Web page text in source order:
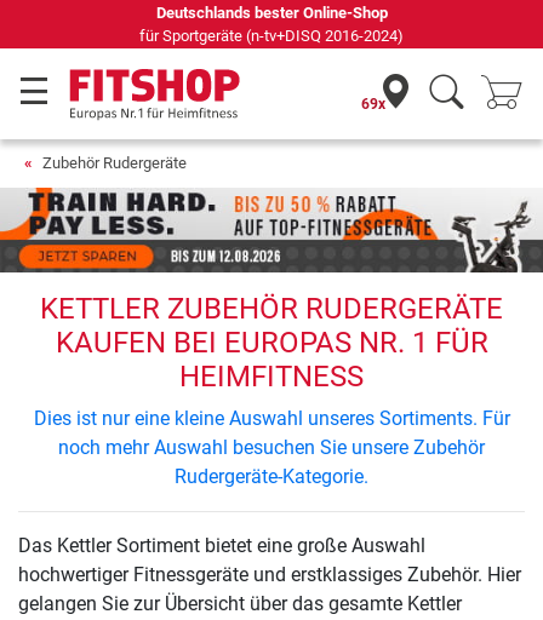
Deutschlands bester Online-Shop
für Sportgeräte (n-tv+DISQ 2016-2024)
69x
Zubehör Rudergeräte
KETTLER ZUBEHÖR RUDERGERÄTE
KAUFEN BEI EUROPAS NR. 1 FÜR
HEIMFITNESS
Dies ist nur eine kleine Auswahl unseres Sortiments. Für
noch mehr Auswahl besuchen Sie unsere Zubehör
Rudergeräte-Kategorie.
Das Kettler Sortiment bietet eine große Auswahl
hochwertiger Fitnessgeräte und erstklassiges Zubehör. Hier
gelangen Sie zur Übersicht über das gesamte Kettler